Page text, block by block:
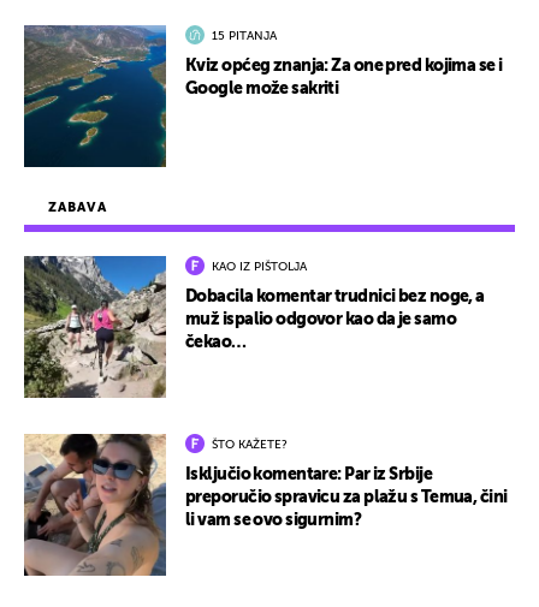
ZABAVA
KAO IZ PIŠTOLJA
Dobacila komentar trudnici bez noge, a
muž ispalio odgovor kao da je samo
čekao…
ŠTO KAŽETE?
Isključio komentare: Par iz Srbije
preporučio spravicu za plažu s Temua, čini
li vam se ovo sigurnim?
15 PITANJA
Kviz općeg znanja: Za one pred kojima se i
Google može sakriti